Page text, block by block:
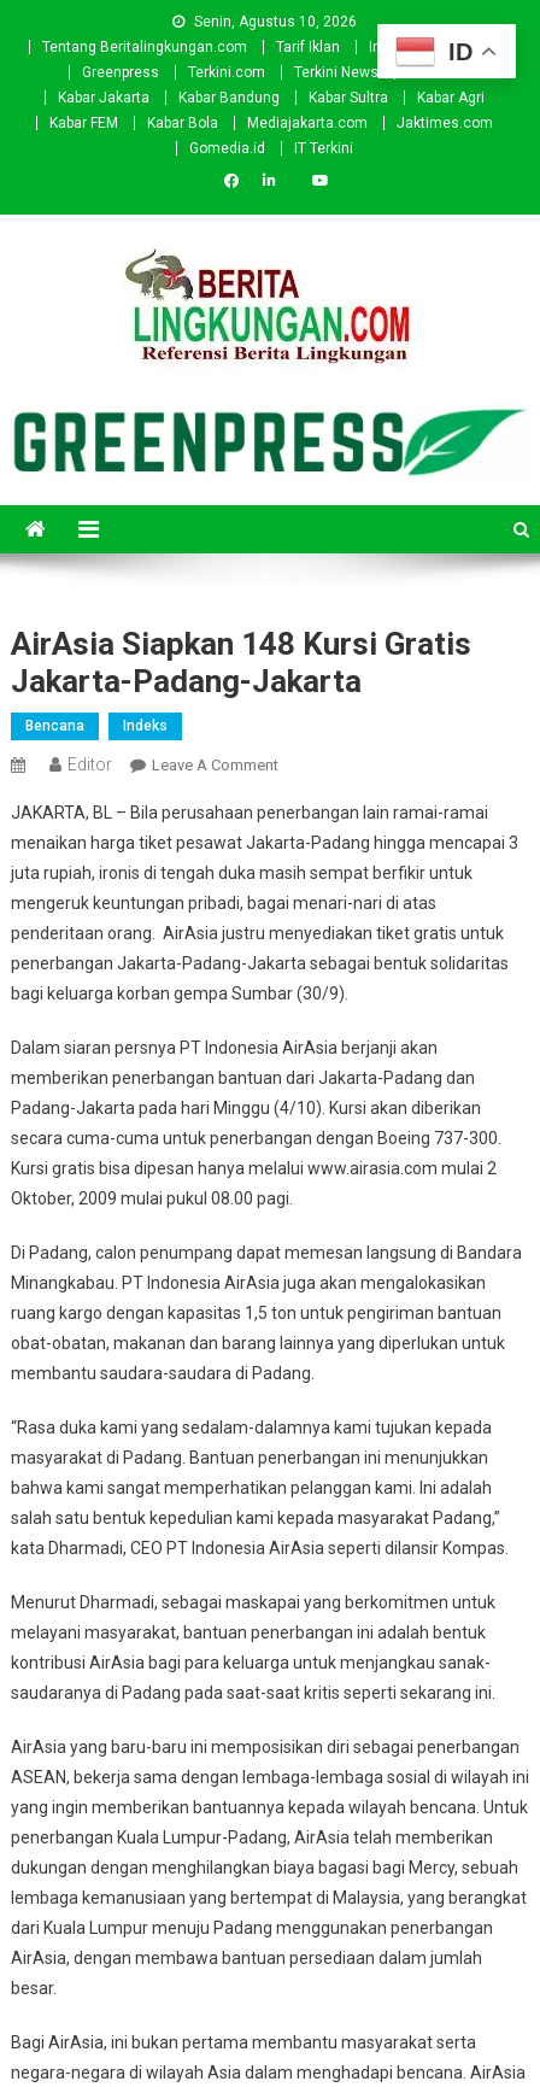
Senin, Agustus 10, 2026
Tentang Beritalingkungan.com
Tarif Iklan Investor
Donasi
Greenpress
Terkini.com Terkini News
Kabar.id
Kabar Jakarta
Kabar Bandung Kabar Sultra
Kabar Agri
Kabar FEM
Kabar Bola Mediajakarta.com
Jaktimes.com
Gomedia.id
IT Terkini
AirAsia Siapkan 148 Kursi Gratis
Jakarta-Padang-Jakarta
Bencana Indeks
Editor Leave A CommentOn
Siapkan
148
Kursi
Gratis
Jakarta-
Padang-
Jakarta
JAKARTA, BL – Bila perusahaan penerbangan lain ramai-ramai
menaikan harga tiket pesawat Jakarta-Padang hingga mencapai 3
juta rupiah, ironis di tengah duka masih sempat berfikir untuk
mengeruk keuntungan pribadi, bagai menari-nari di atas
penderitaan orang. AirAsia justru menyediakan tiket gratis untuk
penerbangan Jakarta-Padang-Jakarta sebagai bentuk solidaritas
bagi keluarga korban gempa Sumbar (30/9).
Dalam siaran persnya PT Indonesia AirAsia berjanji akan
memberikan penerbangan bantuan dari Jakarta-Padang dan
Padang-Jakarta pada hari Minggu (4/10). Kursi akan diberikan
secara cuma-cuma untuk penerbangan dengan Boeing 737-300.
Kursi gratis bisa dipesan hanya melalui www.airasia.com mulai 2
Oktober, 2009 mulai pukul 08.00 pagi.
Di Padang, calon penumpang dapat memesan langsung di Bandara
Minangkabau. PT Indonesia AirAsia juga akan mengalokasikan
ruang kargo dengan kapasitas 1,5 ton untuk pengiriman bantuan
obat-obatan, makanan dan barang lainnya yang diperlukan untuk
membantu saudara-saudara di Padang.
“Rasa duka kami yang sedalam-dalamnya kami tujukan kepada
masyarakat di Padang. Bantuan penerbangan ini menunjukkan
bahwa kami sangat memperhatikan pelanggan kami. Ini adalah
salah satu bentuk kepedulian kami kepada masyarakat Padang,”
kata Dharmadi, CEO PT Indonesia AirAsia seperti dilansir Kompas.
Menurut Dharmadi, sebagai maskapai yang berkomitmen untuk
melayani masyarakat, bantuan penerbangan ini adalah bentuk
kontribusi AirAsia bagi para keluarga untuk menjangkau sanak-
saudaranya di Padang pada saat-saat kritis seperti sekarang ini.
AirAsia yang baru-baru ini memposisikan diri sebagai penerbangan
ASEAN, bekerja sama dengan lembaga-lembaga sosial di wilayah ini
yang ingin memberikan bantuannya kepada wilayah bencana. Untuk
penerbangan Kuala Lumpur-Padang, AirAsia telah memberikan
dukungan dengan menghilangkan biaya bagasi bagi Mercy, sebuah
lembaga kemanusiaan yang bertempat di Malaysia, yang berangkat
dari Kuala Lumpur menuju Padang menggunakan penerbangan
AirAsia, dengan membawa bantuan persediaan dalam jumlah
besar.
Bagi AirAsia, ini bukan pertama membantu masyarakat serta
negara-negara di wilayah Asia dalam menghadapi bencana. AirAsia
ID